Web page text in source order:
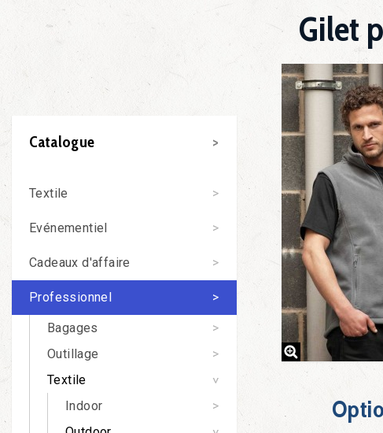
Gilet
Catalogue
Textile
Evénementiel
Cadeaux d'affaire
Professionnel
Bagages
Outillage
Textile
Indoor